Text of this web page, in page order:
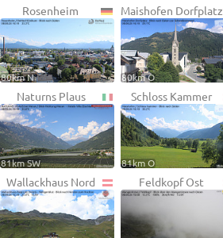
Rosenheim
80km N
Maishofen Dorfplatz
80km O
Naturns Plaus
81km SW
Schloss Kammer
81km O
Wallackhaus Nord Feldkopf Ost